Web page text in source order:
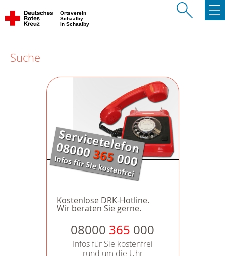
Ortsverein
Schaalby
in Schaalby
Suche
Kostenlose DRK-Hotline.
Wir beraten Sie gerne.
08000 365 000
Infos für Sie kostenfrei
rund um die Uhr